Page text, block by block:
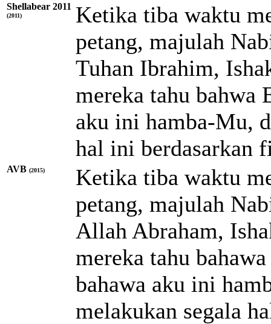
Shellabear 2011
(2011)
Ketika tiba waktu
petang, majulah
Tuhan Ibrahim,
mereka tahu bahwa
aku ini hamba-Mu,
hal ini berdasarkan
AVB (2015)
Ketika tiba waktu
petang, majulah
Allah Abraham,
mereka tahu
bahawa aku ini
melakukan segala